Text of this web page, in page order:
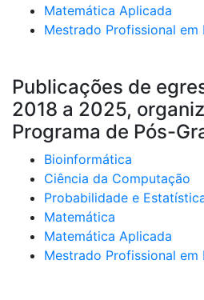
Matemática Aplicada
Mestrado Profissional em
Publicações de
2018 a 2025,
Programa de Pós-
Bioinformática
Ciência da Computação
Probabilidade e
Matemática
Matemática Aplicada
Mestrado Profissional em